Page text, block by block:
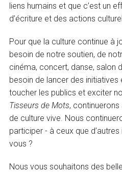
liens humains et que c’est un
d’écriture et des actions
Pour que la culture continue à
besoin de notre soutien, de
cinéma, concert, danse, salon
besoin de lancer des
toucher les publics et exciter
Tisseurs de Mots,
de culture vive. Nous
participer - à ceux que
vous ?
Nous vous souhaitons des